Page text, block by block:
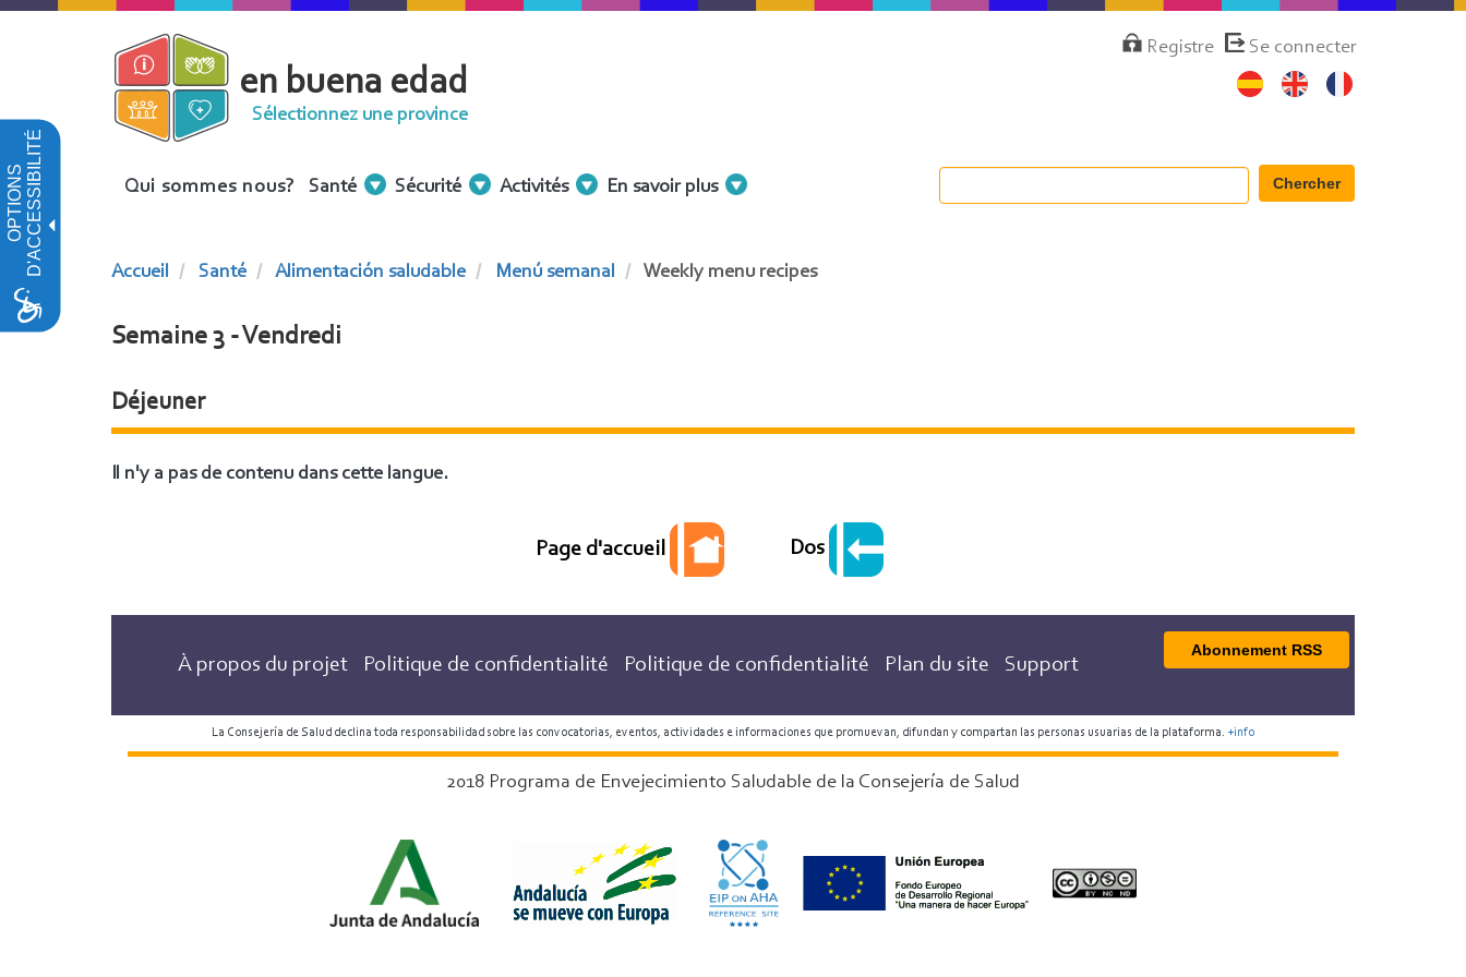
OPTIONSD'ACCESSIBILITÉ
Aller
MenúRegistre Se connecter
en buena edad
Sélectionnez une province
Menu
Qui sommes nous? Santé Sécurité Activités En savoir plus Chercher
Accueil Santé Alimentación saludable Menú semanal Weekly menu recipes
Semaine 3 - Vendredi
Déjeuner
Il n'y a pas de contenu dans cette langue.
Page d'accueil Dos
À propos du projet Politique de confidentialité Politique de confidentialité Plan du site Support
Abonnement RSS
La Consejería de Salud declina toda responsabilidad sobre las convocatorias, eventos, actividades e informaciones que promuevan, difundan y compartan las personas usuarias de la plataforma. +info
2018 Programa de Envejecimiento Saludable de la Consejería de Salud